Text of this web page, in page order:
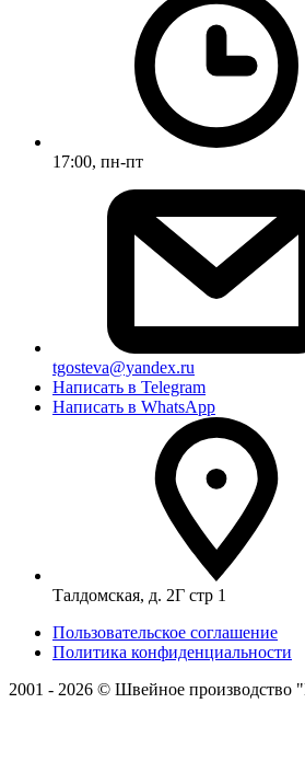
17:00, пн-пт
tgosteva@yandex.ru
Написать в Telegram
Написать в WhatsApp
Талдомская, д. 2Г стр 1
Пользовательское соглашение
Политика конфиденциальности
2001 - 2026 © Швейное